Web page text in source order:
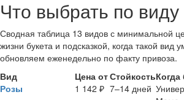
Что выбрать по виду
Сводная таблица 13 видов с минимальной
жизни букета и подсказкой, когда такой вид
обновляем еженедельно по факту привоза.
Вид
Цена отСтойкостьКогда
Розы
1 142 ₽ 7–14 дней